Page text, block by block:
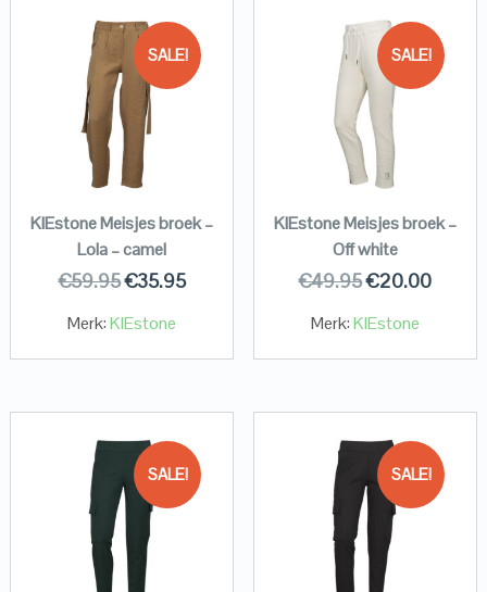
SALE!
KIEstone Meisjes broek –
Lola – camel
€59.95€35.95
Merk:KIEstone
SALE!
KIEstone Meisjes broek –
Off white
€49.95€20.00
Merk:KIEstone
SALE! SALE!